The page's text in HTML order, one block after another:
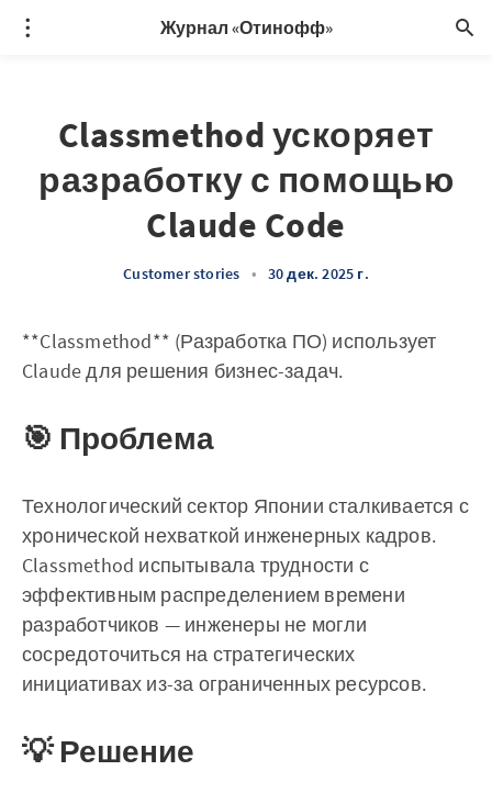
Журнал «Отинофф»
Classmethod ускоряет
разработку с помощью
Claude Code
Customer stories • 30 дек. 2025 г.
**Classmethod** (Разработка ПО) использует
Claude для решения бизнес-задач.
🎯 Проблема
Технологический сектор Японии сталкивается с
хронической нехваткой инженерных кадров.
Classmethod испытывала трудности с
эффективным распределением времени
разработчиков — инженеры не могли
сосредоточиться на стратегических
инициативах из-за ограниченных ресурсов.
💡 Решение